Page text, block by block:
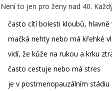
Není to jen pro ženy nad 40.
často cítí bolesti kloubů,
mačká nehty nebo má křehké
vidí, že kůže na rukou a krku
často cestuje nebo má stres
je v postmenopauzálním stádiu